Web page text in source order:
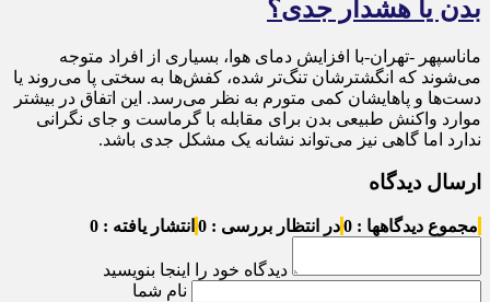
بدن یا هشدار جدی؟
ماناسپهر -تهران-با افزایش دمای هوا، بسیاری از افراد متوجه
می‌شوند که انگشترشان تنگ‌تر شده، کفش‌ها به سختی پا می‌روند یا
دست‌ها و پاهایشان کمی متورم به نظر می‌رسد. این اتفاق در بیشتر
موارد واکنش طبیعی بدن برای مقابله با گرماست و جای نگرانی
ندارد اما گاهی نیز می‌تواند نشانه یک مشکل جدی باشد.
ارسال دیدگاه
مجموع دیدگاهها : 0 در انتظار بررسی : 0 انتشار یافته : 0
دیدگاه خود را اینجا بنویسید
نام شما